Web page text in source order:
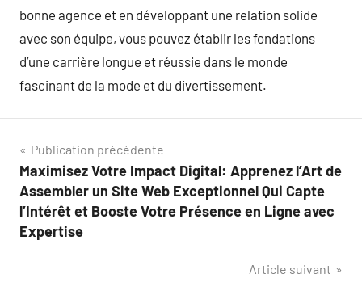
bonne agence et en développant une relation solide
avec son équipe, vous pouvez établir les fondations
d’une carrière longue et réussie dans le monde
fascinant de la mode et du divertissement.
Navigation
de
l’article
Publication précédente
Maximisez Votre Impact Digital: Apprenez l’Art de
Assembler un Site Web Exceptionnel Qui Capte
l’Intérêt et Booste Votre Présence en Ligne avec
Expertise
Article suivant